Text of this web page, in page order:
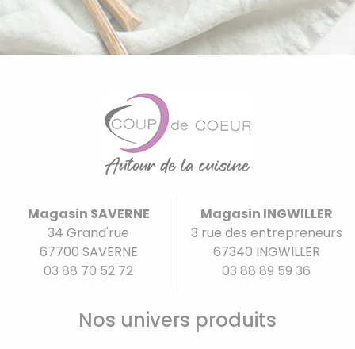
Magasin SAVERNE
34 Grand'rue
67700 SAVERNE
03 88 70 52 72
Magasin INGWILLER
3 rue des entrepreneurs
67340 INGWILLER
03 88 89 59 36
Nos univers produits